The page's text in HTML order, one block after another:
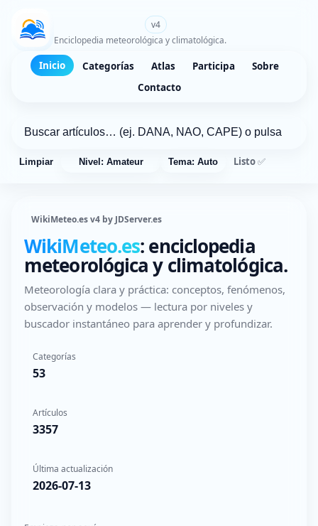
v4
Enciclopedia meteorológica y climatológica.
Inicio Categorías Atlas Participa
Sobre
Contacto
Limpiar Nivel: Amateur Tema: Auto Listo ✅
WikiMeteo.es v4 by JDServer.es
WikiMeteo.es: enciclopedia
meteorológica y climatológica.
Meteorología clara y práctica: conceptos, fenómenos,
observación y modelos — lectura por niveles y
buscador instantáneo para aprender y profundizar.
Categorías
53
Artículos
3357
Última actualización
2026-07-13